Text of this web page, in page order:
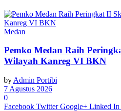
Medan
Pemko Medan Raih
Wilayah Kanreg VI BKN
by Admin Portibi
7 Agustus 2026
0
Facebook Twitter Google+ Linked In